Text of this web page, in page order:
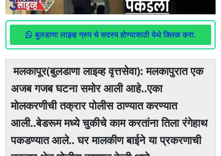
बुलडाणा लाइव्ह ग्रुप चे सदस्य होण्यासाठी येथे क्लिक करा.
मलकापूर(बुलडाणा लाइव्ह वृत्तसेवा): मलकापुरात एक
अजब गजब घटना समोर आली आहे..एका
मोलकरणीची तक्रार पोलीस ठाण्यात करण्यात
आली..बेडरूम मध्ये चुकीचे काम करतांना तिला रंगेहाथ
पकडण्यात आले.. घर मालकीण बाईने या प्रकरणाची